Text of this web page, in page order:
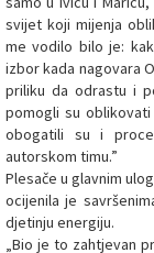
svijet koji mijenja
me vodilo bilo je:
izbor kada nagovara
priliku da odrastu i
pomogli su
obogatili su i
autorskom timu.”
Plesače u glavnim
ocijenila je
djetinju energiju.
„Bio je to zahtjevan